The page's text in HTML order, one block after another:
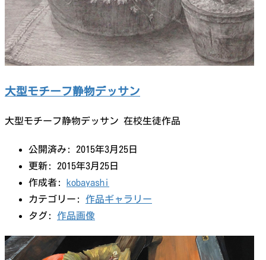
大型モチーフ静物デッサン
大型モチーフ静物デッサン 在校生徒作品
公開済み: 2015年3月25日
更新: 2015年3月25日
作成者:
kobayashi
カテゴリー: 作品ギャラリー
タグ: 作品画像